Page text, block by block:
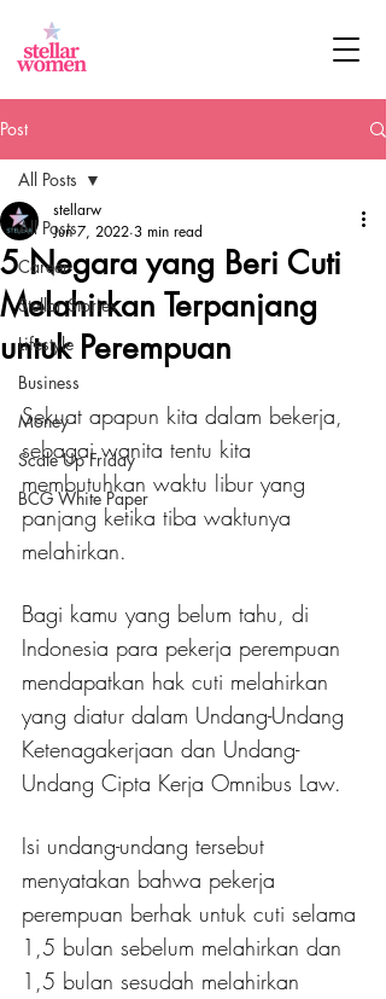
Post
All Posts
Career
Stellar Stories
Lifestyle
Business
Money
Scale Up Friday
BCG White Paper
All Posts
5 Negara yang Beri Cuti
Melahirkan Terpanjang
untuk Perempuan
stellarw
Jun 7, 2022 3 min read
Sekuat apapun kita dalam bekerja,
sebagai wanita tentu kita
membutuhkan waktu libur yang
panjang ketika tiba waktunya
melahirkan.
Bagi kamu yang belum tahu, di
Indonesia para pekerja perempuan
mendapatkan hak cuti melahirkan
yang diatur dalam Undang-Undang
Ketenagakerjaan dan Undang-
Undang Cipta Kerja Omnibus Law.
Isi undang-undang tersebut
menyatakan bahwa pekerja
perempuan berhak untuk cuti selama
1,5 bulan sebelum melahirkan dan
1,5 bulan sesudah melahirkan